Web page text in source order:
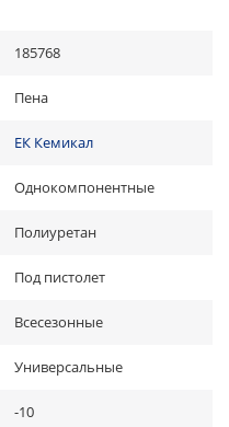
185768
Пена
ЕК Кемикал
Однокомпонентные
Полиуретан
Под пистолет
Всесезонные
Универсальные
-10